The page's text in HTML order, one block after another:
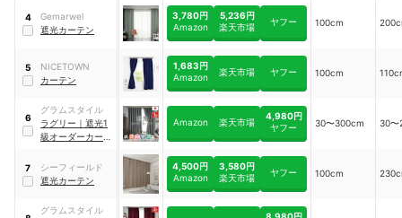
4
Gemarwel
遮光カーテン
3,780円
Amazon
5,236円
楽天市場
ヤフー 100cm
5
NICETOWN
カーテン
1,683円
Amazon
楽天市場 ヤフー 100cm
6
グラムスタイル
ラグリー ｜ 遮光1
級オーダーカーテ
Amazon 楽天市場
4,980円
ヤフー
30〜300cm 30〜
7
シーフィールド
遮光カーテン
4,500円
Amazon
3,580円
楽天市場
ヤフー 100cm
グラムスタイル